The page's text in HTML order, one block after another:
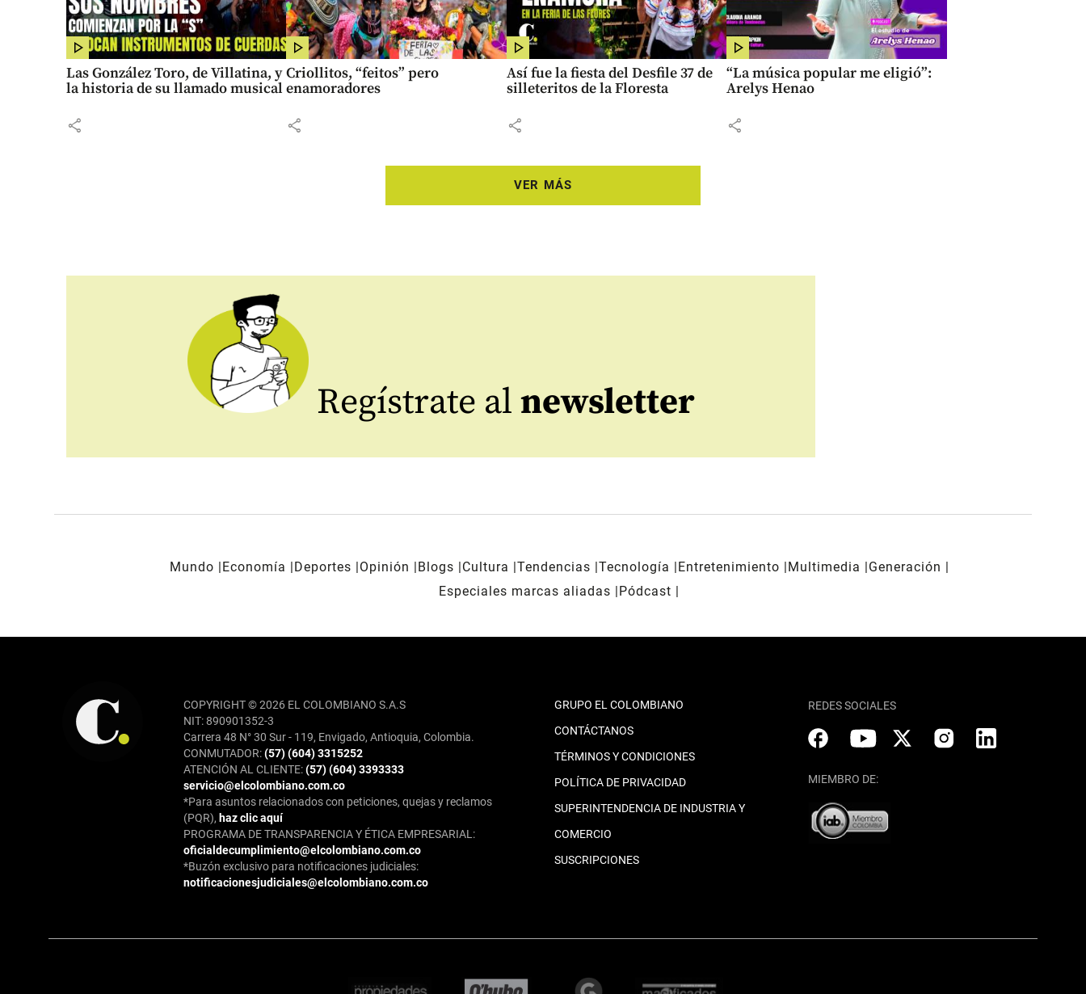
Las González Toro, de Villatina, y
la historia de su llamado musical
share
Criollitos, “feitos” pero
enamoradores
share
Así fue la fiesta del Desfile 37 de
silleteritos de la Floresta
share
“La música popular me eligió”:
Arelys Henao
share
VER MÁS
Regístrate al newsletter
Mundo Economía Deportes Opinión Blogs Cultura Tendencias Tecnología Entretenimiento Multimedia
Generación
Especiales marcas aliadas
Pódcast
COPYRIGHT © 2026 EL COLOMBIANO S.A.S
NIT: 890901352-3
Carrera 48 N° 30 Sur - 119, Envigado, Antioquia, Colombia.
CONMUTADOR:(57) (604) 3315252
ATENCIÓN AL CLIENTE:(57) (604) 3393333
servicio@elcolombiano.com.co
*Para asuntos relacionados con peticiones, quejas y reclamos
(PQR), haz clic aquí
PROGRAMA DE TRANSPARENCIA Y ÉTICA EMPRESARIAL:
oficialdecumplimiento@elcolombiano.com.co
*Buzón exclusivo para notificaciones judiciales:
notificacionesjudiciales@elcolombiano.com.co
GRUPO EL COLOMBIANO
CONTÁCTANOS
TÉRMINOS Y CONDICIONES
POLÍTICA DE PRIVACIDAD
SUPERINTENDENCIA DE INDUSTRIA Y
COMERCIO
SUSCRIPCIONES
REDES SOCIALES
MIEMBRO DE: